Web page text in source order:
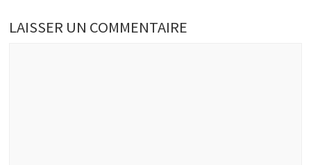
LAISSER UN COMMENTAIRE